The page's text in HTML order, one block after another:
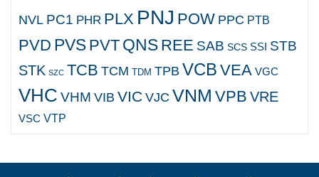
NVL PC1 PHR PLX PNJ POW PPC PTB
PVD PVS PVT QNS REE SAB SCS SSI STB
STK SZC TCB TCM TDM TPB VCB VEA VGC
VHC VHM VIB VICVJC VNM VPB VRE
VSC VTP